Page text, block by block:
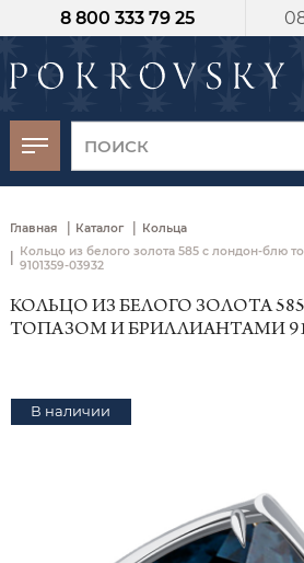
8 800 333 79 25
Главная | Каталог | Кольца
Кольцо из белого золота 585 с лондон‑блю
9101359-03932
КОЛЬЦО ИЗ БЕЛОГО ЗОЛОТА
ТОПАЗОМ И БРИЛЛИАНТАМИ
В наличии
-30%
от 15 дней с
момента оплаты